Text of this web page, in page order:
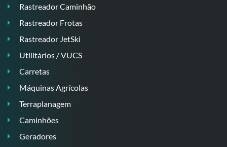
Rastreador Caminhão
Rastreador Frotas
Rastreador JetSki
Utilitários / VUCS
Carretas
Máquinas Agrícolas
Terraplanagem
Caminhões
Geradores